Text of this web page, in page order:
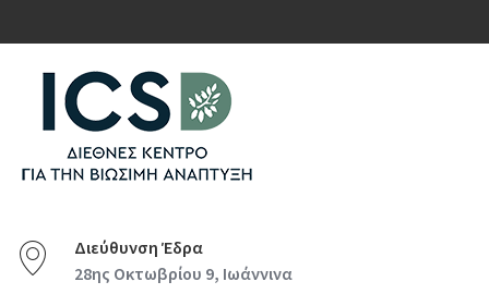
Διεύθυνση Έδρα
28ης Οκτωβρίου 9, Ιωάννινα